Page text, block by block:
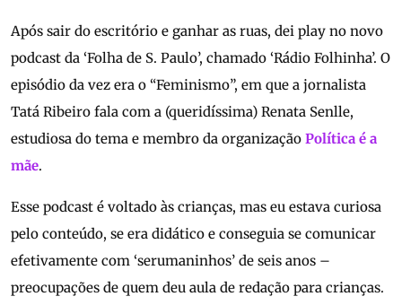
Após sair do escritório e ganhar as ruas, dei play no novo
podcast da ‘Folha de S. Paulo’, chamado ‘Rádio Folhinha’. O
episódio da vez era o “Feminismo”, em que a jornalista
Tatá Ribeiro fala com a (queridíssima) Renata Senlle,
estudiosa do tema e membro da organização Política é a
mãe.
Esse podcast é voltado às crianças, mas eu estava curiosa
pelo conteúdo, se era didático e conseguia se comunicar
efetivamente com ‘serumaninhos’ de seis anos –
preocupações de quem deu aula de redação para crianças.